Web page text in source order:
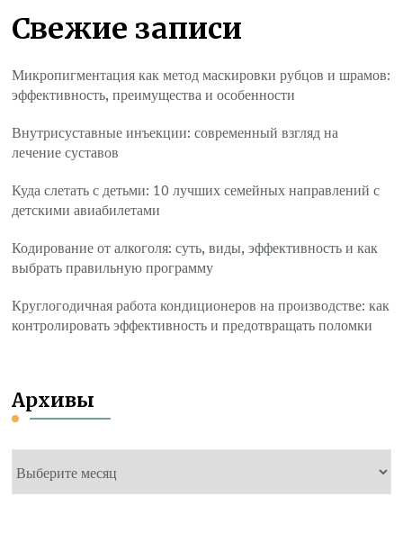
Свежие записи
Микропигментация как метод маскировки рубцов и шрамов:
эффективность, преимущества и особенности
Внутрисуставные инъекции: современный взгляд на
лечение суставов
Куда слетать с детьми: 10 лучших семейных направлений с
детскими авиабилетами
Кодирование от алкоголя: суть, виды, эффективность и как
выбрать правильную программу
Круглогодичная работа кондиционеров на производстве: как
контролировать эффективность и предотвращать поломки
Архивы